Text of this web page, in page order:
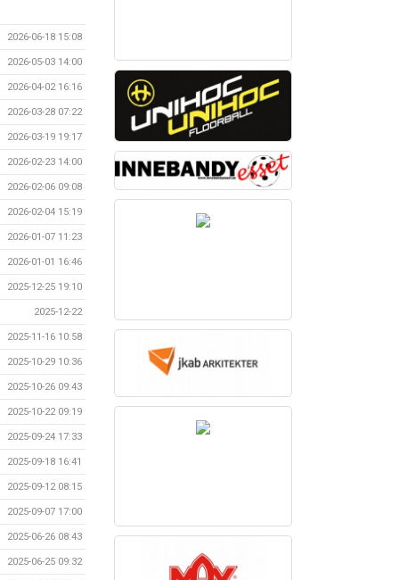
2026-06-18 15:08
2026-05-03 14:00
2026-04-02 16:16
2026-03-28 07:22
2026-03-19 19:17
2026-02-23 14:00
2026-02-06 09:08
2026-02-04 15:19
2026-01-07 11:23
2026-01-01 16:46
2025-12-25 19:10
2025-12-22
2025-11-16 10:58
2025-10-29 10:36
2025-10-26 09:43
2025-10-22 09:19
2025-09-24 17:33
2025-09-18 16:41
2025-09-12 08:15
2025-09-07 17:00
2025-06-26 08:43
2025-06-25 09:32